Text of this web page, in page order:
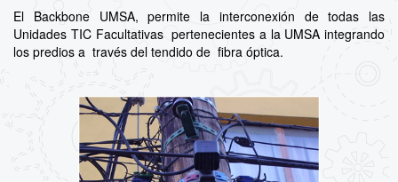
El Backbone UMSA, permite la interconexión de todas las
Unidades TIC Facultativas pertenecientes a la UMSA integrando
los predios a través del tendido de fibra óptica.